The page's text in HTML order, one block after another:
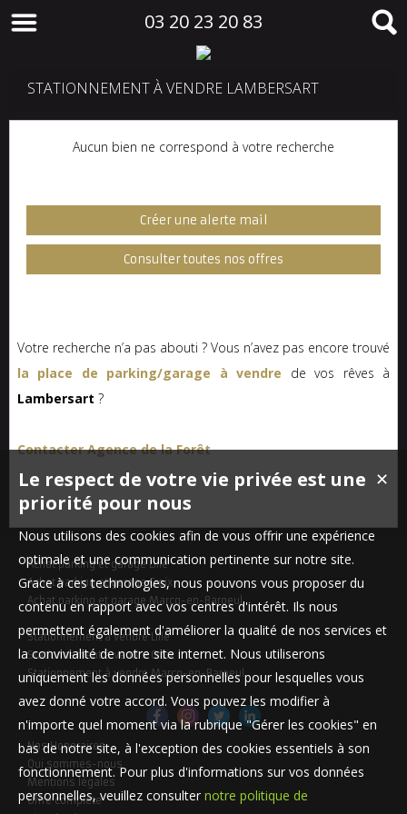
03 20 23 20 83
STATIONNEMENT À VENDRE LAMBERSART
Aucun bien ne correspond à votre recherche
Créer une alerte mail
Consulter toutes nos offres
Votre recherche n’a pas abouti ? Vous n’avez pas encore trouvé
la place de parking/garage à vendre de vos rêves à
Lambersart ?
Contacter Agence de la Forêt
Achat parking et garage Lille
Achat parking et garage Croix
Achat parking et garage Marcq-en-Baroeul
Stationnement à vendre Lille
Stationnement à vendre Croix
Stationnement à vendre Marcq-en-Baroeul
Nos Honoraires
Qui sommes-nous
Mentions légales
Offre complète
✕
Le respect de votre vie privée est une
priorité pour nous
Nous utilisons des cookies afin de vous offrir une expérience
optimale et une communication pertinente sur notre site.
Grace à ces technologies, nous pouvons vous proposer du
contenu en rapport avec vos centres d'intérêt. Ils nous
permettent également d'améliorer la qualité de nos services et
la convivialité de notre site internet. Nous utiliserons
uniquement les données personnelles pour lesquelles vous
avez donné votre accord. Vous pouvez les modifier à
n'importe quel moment via la rubrique "Gérer les cookies" en
bas de notre site, à l'exception des cookies essentiels à son
fonctionnement. Pour plus d'informations sur vos données
personnelles, veuillez consulter notre politique de